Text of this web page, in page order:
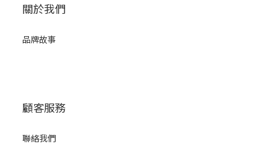
關於我們
品牌故事
顧客服務
聯絡我們